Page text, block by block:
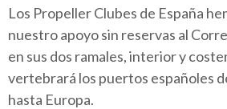
Los Propeller Clubes de España
nuestro apoyo sin reservas al
en sus dos ramales, interior y
vertebrará los puertos españoles
hasta Europa.